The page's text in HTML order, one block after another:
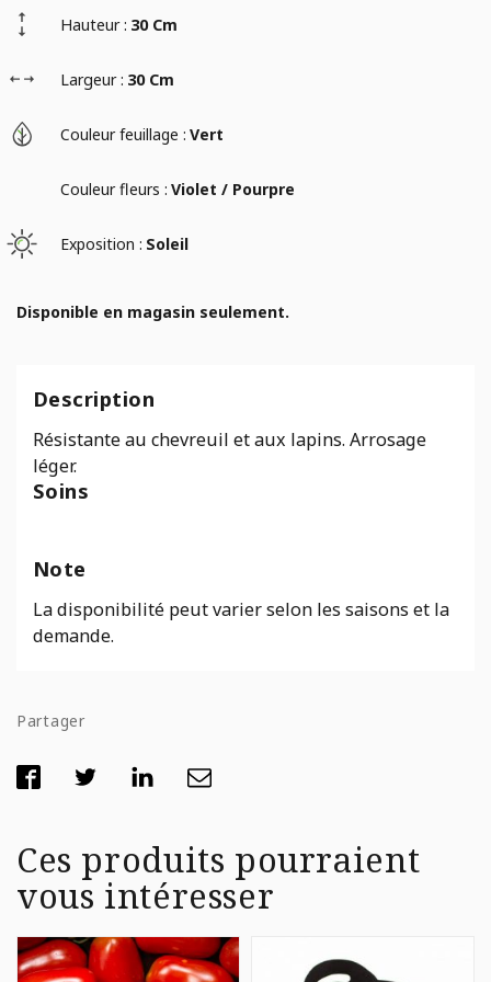
Hauteur : 30 Cm
Largeur : 30 Cm
Couleur feuillage : Vert
Couleur fleurs : Violet / Pourpre
Exposition : Soleil
Disponible en magasin seulement.
Description
Résistante au chevreuil et aux lapins. Arrosage
léger.
Soins
Note
La disponibilité peut varier selon les saisons et la
demande.
Partager
Ces produits pourraient
vous intéresser